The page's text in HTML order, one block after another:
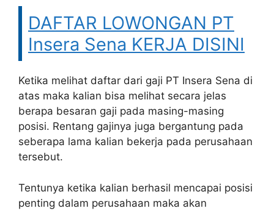
DAFTAR LOWONGAN PT
Insera Sena KERJA DISINI
Ketika melihat daftar dari gaji PT Insera Sena di
atas maka kalian bisa melihat secara jelas
berapa besaran gaji pada masing-masing
posisi. Rentang gajinya juga bergantung pada
seberapa lama kalian bekerja pada perusahaan
tersebut.
Tentunya ketika kalian berhasil mencapai posisi
penting dalam perusahaan maka akan